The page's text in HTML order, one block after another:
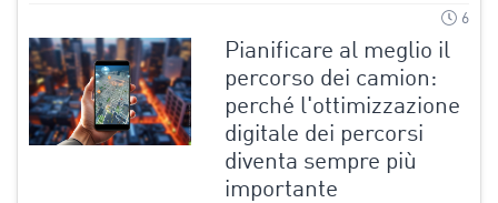
6
Pianificare al meglio il
percorso dei camion:
perché l'ottimizzazione
digitale dei percorsi
diventa sempre più
importante